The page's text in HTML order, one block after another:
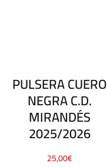
PULSERA CUERO
NEGRA C.D.
MIRANDÉS
2025/2026
25,00€